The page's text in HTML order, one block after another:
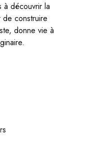
à découvrir la
de construire
donne vie à